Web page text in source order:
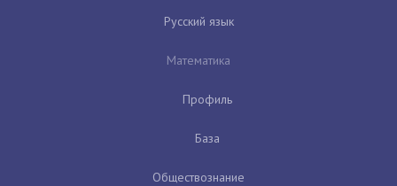
Русский язык
Математика
Профиль
База
Обществознание